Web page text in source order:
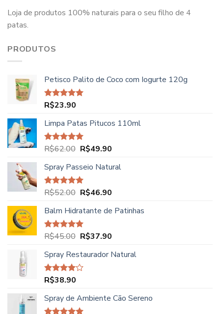
Loja de produtos 100% naturais para o seu filho de 4
patas.
PRODUTOS
Petisco Palito de Coco com Iogurte 120g
Avaliação
R$23.90
Limpa Patas Pitucos 110ml
Avaliação
R$62.00 O
original
era:
R$62.00.
R$49.90O
atual
R$49.90.
Spray Passeio Natural
Avaliação
R$52.00 O
original
era:
R$52.00.
R$46.90O
atual
R$46.90.
Balm Hidratante de Patinhas
Avaliação
R$45.00 O
original
era:
R$37.90O
atual
Spray Restaurador Natural
Avaliação
5
R$38.90
Spray de Ambiente Cão Sereno